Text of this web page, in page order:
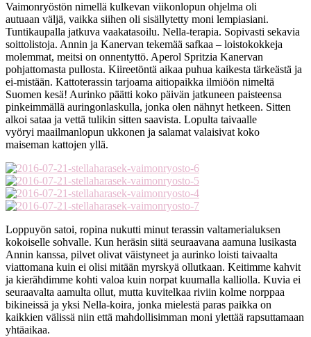
Vaimonryöstön nimellä kulkevan viikonlopun ohjelma oli
autuaan väljä, vaikka siihen oli sisällytetty moni lempiasiani.
Tuntikaupalla jatkuva vaakatasoilu. Nella-terapia. Sopivasti sekavia
soittolistoja. Annin ja Kanervan tekemää safkaa – loistokokkeja
molemmat, meitsi on onnentyttö. Aperol Spritzia Kanervan
pohjattomasta pullosta. Kiireetöntä aikaa puhua kaikesta tärkeästä ja
ei-mistään. Kattoterassin tarjoama aitiopaikka ilmiöön nimeltä
Suomen kesä! Aurinko päätti koko päivän jatkuneen paisteensa
pinkeimmällä auringonlaskulla, jonka olen nähnyt hetkeen. Sitten
alkoi sataa ja vettä tulikin sitten saavista. Lopulta taivaalle
vyöryi maailmanlopun ukkonen ja salamat valaisivat koko
maiseman kattojen yllä.
Loppuyön satoi, ropina nukutti minut terassin valtamerialuksen
kokoiselle sohvalle. Kun heräsin siitä seuraavana aamuna lusikasta
Annin kanssa, pilvet olivat väistyneet ja aurinko loisti taivaalta
viattomana kuin ei olisi mitään myrskyä ollutkaan. Keitimme kahvit
ja kierähdimme kohti valoa kuin norpat kuumalla kalliolla. Kuvia ei
seuraavalta aamulta ollut, mutta kuvitelkaa riviin kolme norppaa
bikineissä ja yksi Nella-koira, jonka mielestä paras paikka on
kaikkien välissä niin että mahdollisimman moni ylettää rapsuttamaan
yhtäaikaa.